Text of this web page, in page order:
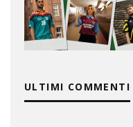
ULTIMI COMMENTI